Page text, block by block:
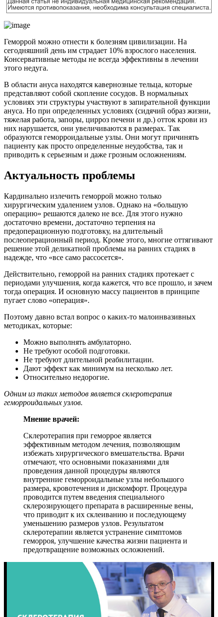
Геморрой можно отнести к болезням цивилизации. На
сегодняшний день им страдает 10% взрослого населения.
Консервативные методы не всегда эффективны в лечении
этого недуга.
В области ануса находятся кавернозные тельца, которые
представляют собой скопление сосудов. В нормальных
условиях эти структуры участвуют в запирательной функции
ануса. Но при определенных условиях (сидячий образ жизни,
тяжелая работа, запоры, цирроз печени и др.) отток крови из
них нарушается, они увеличиваются в размерах. Так
образуются геморроидальные узлы. Они могут причинять
пациенту как просто определенные неудобства, так и
приводить к серьезным и даже грозным осложнениям.
Актуальность проблемы
Кардинально излечить геморрой можно только
хирургическим удалением узлов. Однако на «большую
операцию» решаются далеко не все. Для этого нужно
достаточно времени, достаточно терпения на
предоперационную подготовку, на длительный
послеоперационный период. Кроме этого, многие оттягивают
решение этой деликатной проблемы на ранних стадиях в
надежде, что «все само рассосется».
Действительно, геморрой на ранних стадиях протекает с
периодами улучшения, когда кажется, что все прошло, и зачем
тогда операция. И основную массу пациентов в принципе
пугает слово «операция».
Поэтому давно встал вопрос о каких-то малоинвазивных
методиках, которые:
Можно выполнять амбулаторно.
Не требуют особой подготовки.
Не требуют длительной реабилитации.
Дают эффект как минимум на несколько лет.
Относительно недорогие.
Одним из таких методов является склеротерапия
геморроидальных узлов.
Мнение врачей:
Склеротерапия при геморрое является
эффективным методом лечения, позволяющим
избежать хирургического вмешательства. Врачи
отмечают, что основными показаниями для
проведения данной процедуры являются
внутренние геморроидальные узлы небольшого
размера, кровотечения и дискомфорт. Процедура
проводится путем введения специального
склерозирующего препарата в расширенные вены,
что приводит к их склеиванию и последующему
уменьшению размеров узлов. Результатом
склеротерапии является устранение симптомов
геморроя, улучшение качества жизни пациента и
предотвращение возможных осложнений.